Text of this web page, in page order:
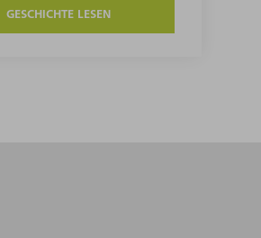
GESCHICHTE LESEN